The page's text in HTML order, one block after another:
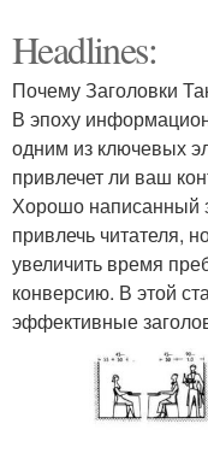
Headlines:
Почему Заголовки
В эпоху
одним из ключевых
привлечет ли ваш
Хорошо написанный
привлечь читателя,
увеличить время
конверсию. В этой
эффективные